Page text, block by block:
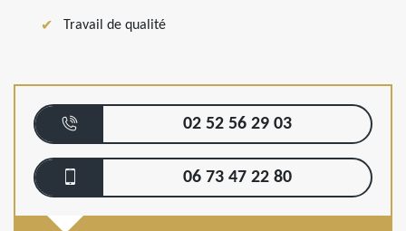
Travail de qualité
02 52 56 29 03
06 73 47 22 80